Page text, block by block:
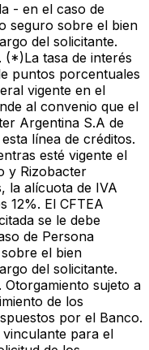
- en el caso de
seguro sobre el bien
del solicitante.
(*)La tasa de interés
puntos porcentuales
vigente en el
al convenio que el
Argentina S.A de
línea de créditos.
esté vigente el
y Rizobacter
la alícuota de IVA
12%. El CFTEA
se le debe
de Persona
el bien
del solicitante.
sujeto a
de los
por el Banco.
para el